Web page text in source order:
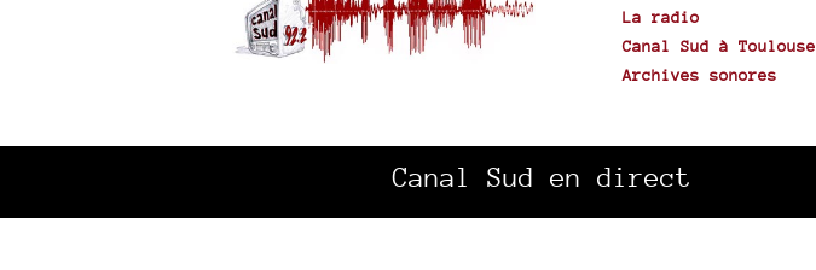
La radio
Canal Sud à Toulouse
Archives sonores
Canal Sud en direct